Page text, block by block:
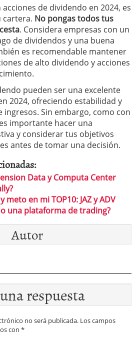
de dividendo en 2024, es
cartera. No pongas todos tus
. Considera empresas con un
de dividendos y una buena
es recomendable mantener
de alto dividendo y acciones
pueden ser una excelente
2024, ofreciendo estabilidad y
Sin embargo, como con
importante hacer una
y considerar tus objetivos
antes de tomar una decisión.
Data y Computa Center
y meto en mi TOP10: JAZ y ADV
una plataforma de trading?
Autor
respuesta
no será publicada. Los campos
con *